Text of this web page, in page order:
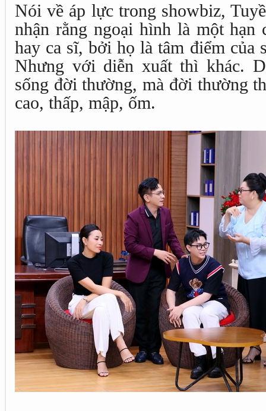
Nói về áp lực trong showbiz,
nhận rằng ngoại hình là một
hay ca sĩ, bởi họ là tâm điểm của
Nhưng với diễn xuất thì khác.
sống đời thường, mà đời thường
cao, thấp, mập, ốm.